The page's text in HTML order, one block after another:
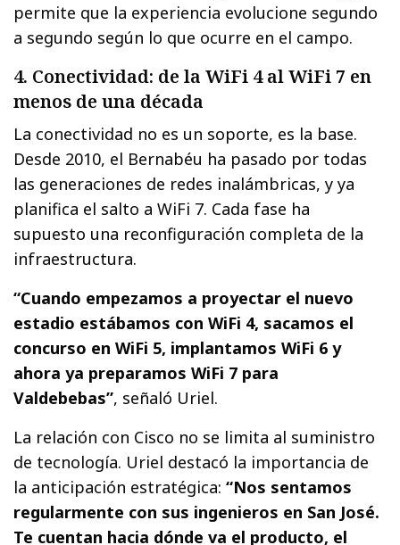
permite que la experiencia evolucione segundo
a segundo según lo que ocurre en el campo.
4. Conectividad: de la WiFi 4 al WiFi 7 en
menos de una década
La conectividad no es un soporte, es la base.
Desde 2010, el Bernabéu ha pasado por todas
las generaciones de redes inalámbricas, y ya
planifica el salto a WiFi 7. Cada fase ha
supuesto una reconfiguración completa de la
infraestructura.
“Cuando empezamos a proyectar el nuevo
estadio estábamos con WiFi 4, sacamos el
concurso en WiFi 5, implantamos WiFi 6 y
ahora ya preparamos WiFi 7 para
Valdebebas”, señaló Uriel.
La relación con Cisco no se limita al suministro
de tecnología. Uriel destacó la importancia de
la anticipación estratégica:“Nos sentamos
regularmente con sus ingenieros en San José.
Te cuentan hacia dónde va el producto, el